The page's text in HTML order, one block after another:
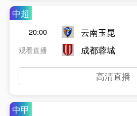
中超
20:00
观看直播
云南玉昆
成都蓉城
高清直播
中甲